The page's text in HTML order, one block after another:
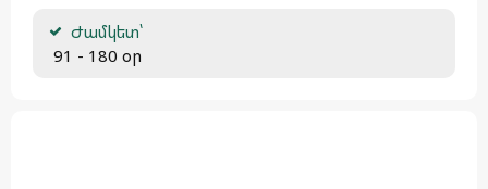
Ժամկետ՝
91 - 180 օր